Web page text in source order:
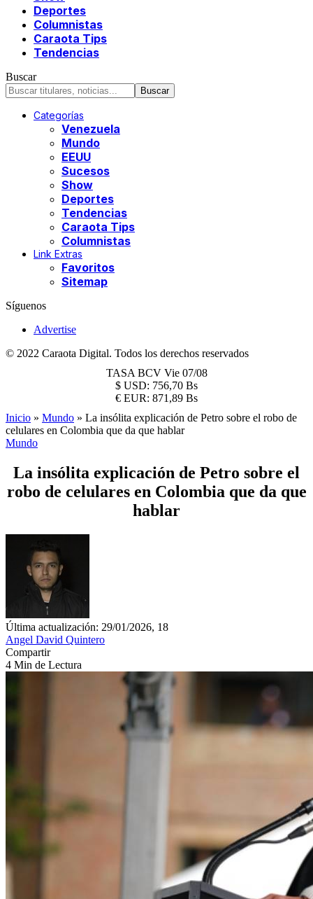
Deportes
Columnistas
Caraota Tips
Tendencias
Buscar
Categorías
Venezuela
Mundo
EEUU
Sucesos
Show
Deportes
Tendencias
Caraota Tips
Columnistas
Link Extras
Favoritos
Sitemap
Síguenos
Advertise
© 2022 Caraota Digital. Todos los derechos reservados
TASA BCV Vie 07/08
$ USD: 756,70 Bs
€ EUR: 871,89 Bs
Inicio » Mundo » La insólita explicación de Petro sobre el robo de
celulares en Colombia que da que hablar
Mundo
La insólita explicación de Petro sobre el
robo de celulares en Colombia que da que
hablar
Última actualización: 29/01/2026, 18
Angel David Quintero
Compartir
4 Min de Lectura